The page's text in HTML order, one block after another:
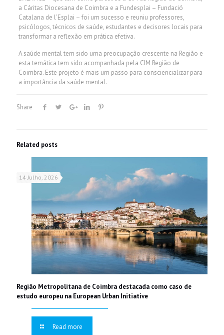
a Cáritas Diocesana de Coimbra e a Fundesplai – Fundació
Catalana de l’Esplai – foi um sucesso e reuniu professores,
psicólogos, técnicos de saúde, estudantes e decisores locais para
transformar a reflexão em prática efetiva.
A saúde mental tem sido uma preocupação crescente na Região e
esta temática tem sido acompanhada pela CIM Região de
Coimbra. Este projeto é mais um passo para consciencializar para
a importância da saúde mental.
Share
Related posts
14 Julho, 2026
Região Metropolitana de Coimbra destacada como caso de
estudo europeu na European Urban Initiative
Read more